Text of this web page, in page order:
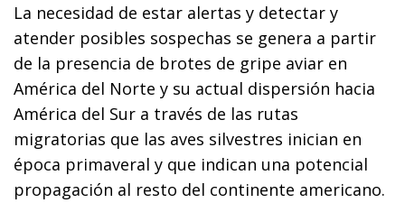
La necesidad de estar alertas y detectar y
atender posibles sospechas se genera a partir
de la presencia de brotes de gripe aviar en
América del Norte y su actual dispersión hacia
América del Sur a través de las rutas
migratorias que las aves silvestres inician en
época primaveral y que indican una potencial
propagación al resto del continente americano.